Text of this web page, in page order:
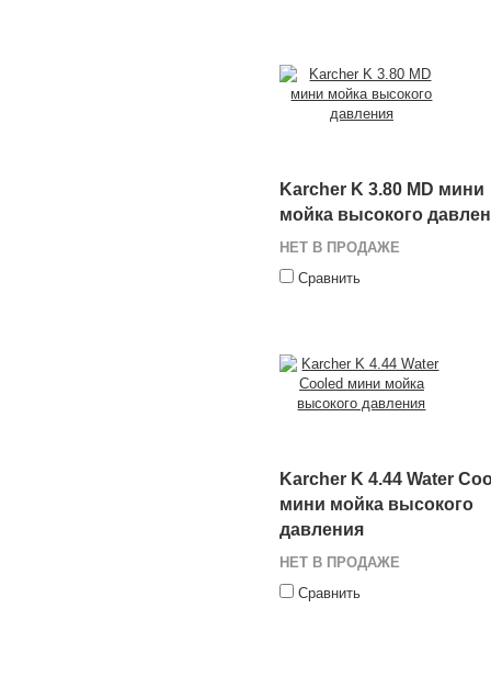
Karcher K 3.80 MD мини
мойка высокого
НЕТ В ПРОДАЖЕ
Сравнить
Karcher K 4.44 Water
мини мойка высокого
давления
НЕТ В ПРОДАЖЕ
Сравнить